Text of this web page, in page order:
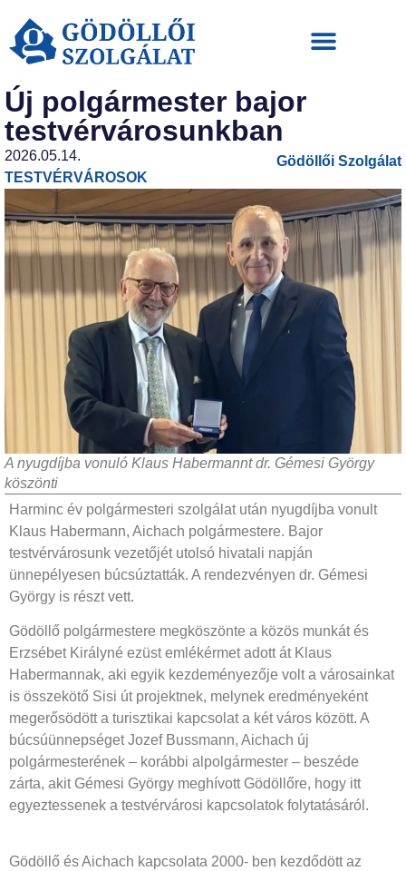
Új polgármester bajor
testvérvárosunkban
2026.05.14.
TESTVÉRVÁROSOK
Gödöllői Szolgálat
A nyugdíjba vonuló Klaus Habermannt dr. Gémesi György
köszönti
Harminc év polgármesteri szolgálat után nyugdíjba vonult
Klaus Habermann, Aichach polgármestere. Bajor
testvérvárosunk vezetőjét utolsó hivatali napján
ünnepélyesen búcsúztatták. A rendezvényen dr. Gémesi
György is részt vett.
Gödöllő polgármestere megköszönte a közös munkát és
Erzsébet Királyné ezüst emlékérmet adott át Klaus
Habermannak, aki egyik kezdeményezője volt a városainkat
is összekötő Sisi út projektnek, melynek eredményeként
megerősödött a turisztikai kapcsolat a két város között. A
búcsúünnepséget Jozef Bussmann, Aichach új
polgármesterének – korábbi alpolgármester – beszéde
zárta, akit Gémesi György meghívott Gödöllőre, hogy itt
egyeztessenek a testvérvárosi kapcsolatok folytatásáról.
Gödöllő és Aichach kapcsolata 2000- ben kezdődött az